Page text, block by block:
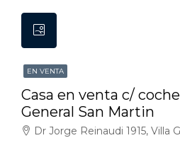
EN VENTA
Casa en venta c/
General San Martin
Dr Jorge Reinaudi 1915, Villa